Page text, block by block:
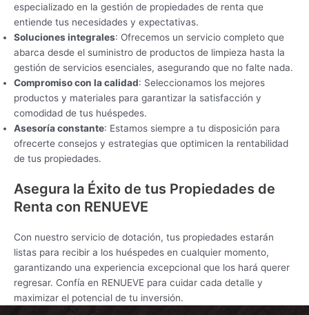
especializado en la gestión de propiedades de renta que
entiende tus necesidades y expectativas.
Soluciones integrales: Ofrecemos un servicio completo que
abarca desde el suministro de productos de limpieza hasta la
gestión de servicios esenciales, asegurando que no falte nada.
Compromiso con la calidad: Seleccionamos los mejores
productos y materiales para garantizar la satisfacción y
comodidad de tus huéspedes.
Asesoría constante: Estamos siempre a tu disposición para
ofrecerte consejos y estrategias que optimicen la rentabilidad
de tus propiedades.
Asegura la Éxito de tus Propiedades de
Renta con RENUEVE
Con nuestro servicio de dotación, tus propiedades estarán
listas para recibir a los huéspedes en cualquier momento,
garantizando una experiencia excepcional que los hará querer
regresar. Confía en RENUEVE para cuidar cada detalle y
maximizar el potencial de tu inversión.